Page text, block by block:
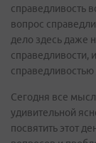
справедливость
вопрос
дело здесь даже
справедливости,
справедливостью
Сегодня все
удивительной
посвятить этот